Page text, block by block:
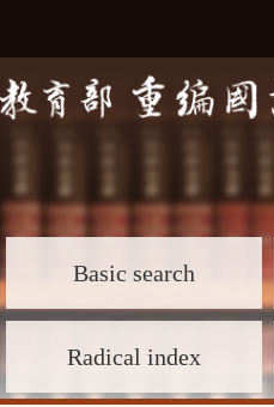
Basic search
Radical index